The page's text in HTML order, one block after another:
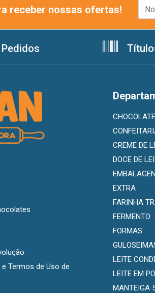
receber nossas ofertas!
Termos de Uso de
CREME DE
DOCE DE
EXTRA
FARINHA
FERMENTO
FORMAS
LEITE
LEITE EM PO
MANTEIGA